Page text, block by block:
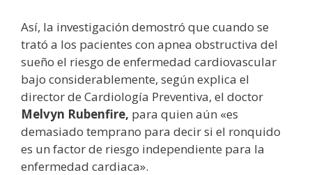
Así, la investigación demostró que cuando se
trató a los pacientes con apnea obstructiva del
sueño el riesgo de enfermedad cardiovascular
bajo considerablemente, según explica el
director de Cardiología Preventiva, el doctor
Melvyn Rubenfire, para quien aún «es
demasiado temprano para decir si el ronquido
es un factor de riesgo independiente para la
enfermedad cardiaca».